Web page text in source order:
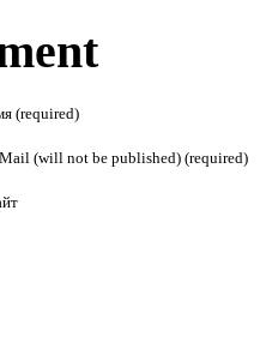
(required)
(will not be published) (required)